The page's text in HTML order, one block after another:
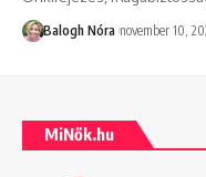
Balogh Nóra november 10,
MiNők.hu